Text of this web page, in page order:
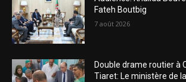
Fateh Boutbig
7 août 2026
Double drame routier à
Tiaret: Le ministère de